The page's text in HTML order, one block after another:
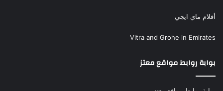
أفلام ماي ايجي
Vitra and Grohe in Emirates
بوابة روابط مواقع معتز